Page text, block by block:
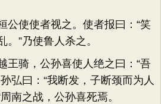
使使者视之。使者报曰：“笑
”乃使鲁人杀之。
骑，公孙喜使人绝之曰：“吾
弘曰：“我断发，子断颈而为人
南之战，公孙喜死焉。